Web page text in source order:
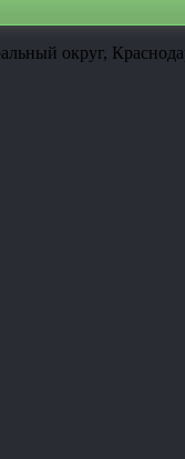
округ,